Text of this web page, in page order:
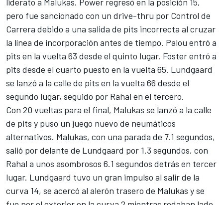
pero fue sancionado con un drive-thru por Control de
Carrera debido a una salida de pits incorrecta al cruzar
la línea de incorporación antes de tiempo. Palou entró a
pits en la vuelta 63 desde el quinto lugar. Foster entró a
pits desde el cuarto puesto en la vuelta 65. Lundgaard
se lanzó a la calle de pits en la vuelta 66 desde el
segundo lugar, seguido por Rahal en el tercero.
Con 20 vueltas para el final, Malukas se lanzó a la calle
de pits y puso un juego nuevo de neumáticos
alternativos. Malukas, con una parada de 7.1 segundos,
salió por delante de Lundgaard por 1.3 segundos, con
Rahal a unos asombrosos 6.1 segundos detrás en tercer
lugar. Lundgaard tuvo un gran impulso al salir de la
curva 14, se acercó al alerón trasero de Malukas y se